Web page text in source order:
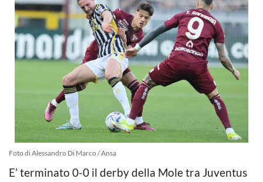
Foto di Alessandro Di Marco / Ansa
E’ terminato 0-0 il derby della Mole tra Juventus